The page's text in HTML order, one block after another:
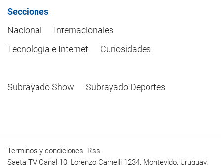
Secciones
Nacional
Internacionales
Tecnología e Internet
Curiosidades
Subrayado Show Subrayado Deportes
Terminos y condiciones Rss
Saeta TV Canal 10, Lorenzo Carnelli 1234, Montevido, Uruguay.